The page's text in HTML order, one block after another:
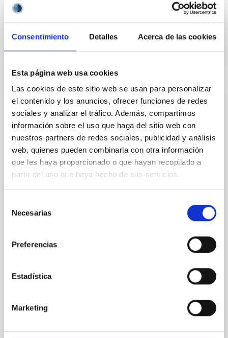
Consentimiento Detalles Acerca de las cookies
Esta página web usa cookies
Las cookies de este sitio web se usan para personalizar
el contenido y los anuncios, ofrecer funciones de redes
sociales y analizar el tráfico. Además, compartimos
información sobre el uso que haga del sitio web con
nuestros partners de redes sociales, publicidad y análisis
web, quienes pueden combinarla con otra información
que les haya proporcionado o que hayan recopilado a
partir del uso que haya hecho de sus servicios.
Necesarias
Preferencias
Estadística
Marketing
NOTA DE PRENSA
Desarrollan un método para tomar la
temperatura a los agujeros negros
Una investigación internacional, liderada por el
Instituto de Astrofísica de Canarias (IAC), ha hallado
un nuevo método para medir la masa de los agujeros
activos. Los resultados del trabajo se han publicado
recientemente en la revista Monthly Notices of the
confirmación de la existencia de agujeros negros es
uno de los resultados mas fundamentales en
agujeros